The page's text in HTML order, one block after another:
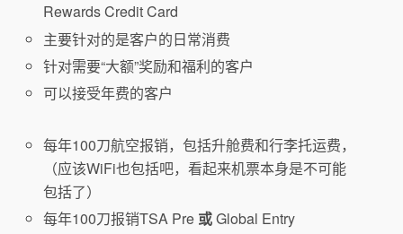
Rewards Credit Card
主要针对的是客户的日常消费
针对需要“大额”奖励和福利的客户
可以接受年费的客户
每年100刀航空报销，包括升舱费和行李托运费，
（应该WiFi也包括吧，看起来机票本身是不可能
包括了）
每年100刀报销TSA Pre 或Global Entry